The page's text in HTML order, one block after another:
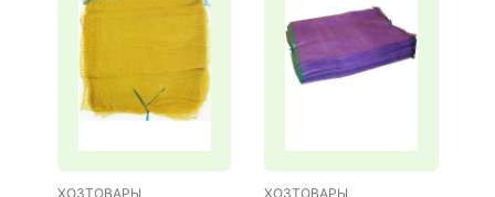
ХОЗТОВАРЫ ХОЗТОВАРЫ